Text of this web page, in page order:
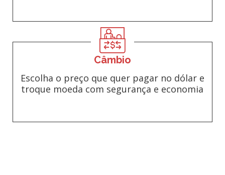
Câmbio
Escolha o preço que quer pagar no dólar e
troque moeda com segurança e economia